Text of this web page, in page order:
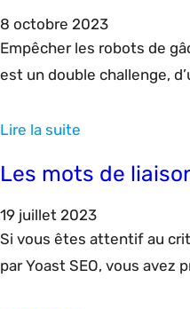
optimiser votre
8 octobre 2023
Empêcher les robots de
est un double challenge,
l’utilisateur d’accéder au
Lire la suite
Les mots de
19 juillet 2023
Si vous êtes attentif au
par Yoast SEO, vous